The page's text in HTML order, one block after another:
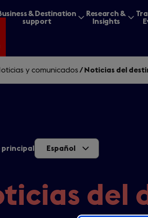
& Destination
support
Research &
Insights
y comunicados /Noticias del
principal Español
del